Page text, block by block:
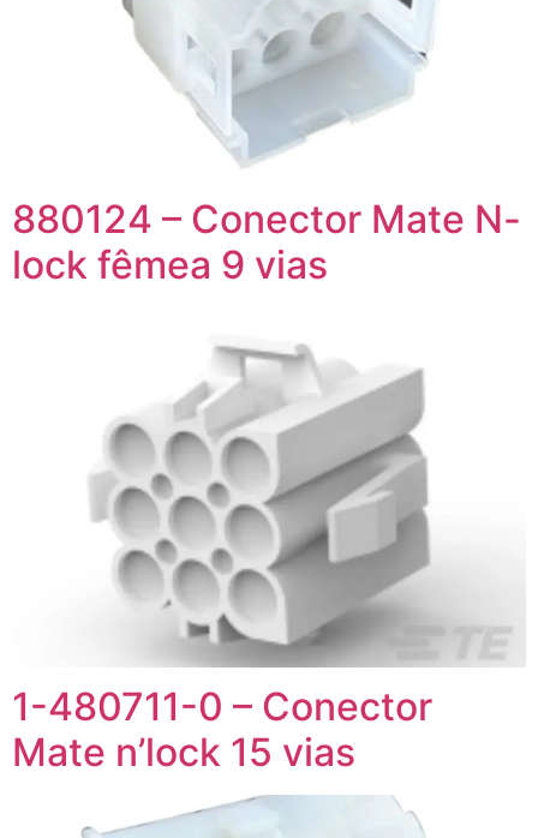
880124 – Conector Mate N-
lock fêmea 9 vias
1-480711-0 – Conector
Mate n’lock 15 vias